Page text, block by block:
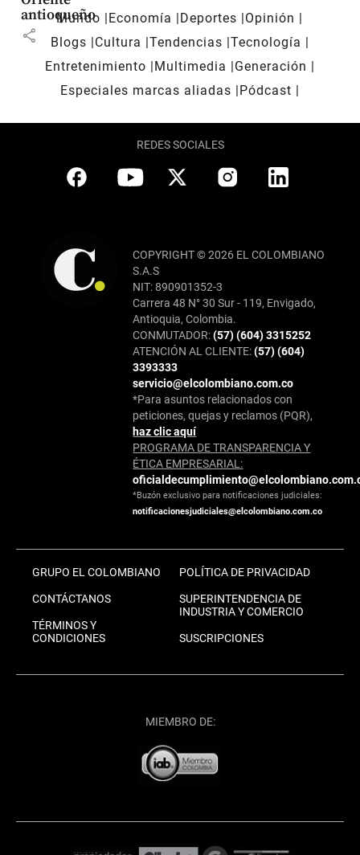
antioqueño
share
Mundo Economía Deportes
Opinión
Blogs
Cultura Tendencias Tecnología
Entretenimiento
Multimedia
Generación
Especiales marcas aliadas
Pódcast
REDES SOCIALES
COPYRIGHT © 2026 EL COLOMBIANO
S.A.S
NIT: 890901352-3
Carrera 48 N° 30 Sur - 119, Envigado,
Antioquia, Colombia.
CONMUTADOR:(57) (604) 3315252
ATENCIÓN AL CLIENTE:(57) (604)
3393333
servicio@elcolombiano.com.co
*Para asuntos relacionados con
peticiones, quejas y reclamos (PQR),
haz clic aquí
PROGRAMA DE TRANSPARENCIA Y
ÉTICA EMPRESARIAL:
*Buzón exclusivo para notificaciones judiciales:
notificacionesjudiciales@elcolombiano.com.co
GRUPO EL COLOMBIANO
CONTÁCTANOS
TÉRMINOS Y
CONDICIONES
POLÍTICA DE PRIVACIDAD
SUPERINTENDENCIA DE
INDUSTRIA Y COMERCIO
SUSCRIPCIONES
MIEMBRO DE: